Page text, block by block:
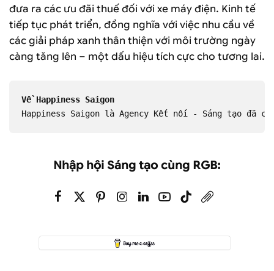
đưa ra các ưu đãi thuế đối với xe máy điện. Kinh tế
tiếp tục phát triển, đồng nghĩa với việc nhu cầu về
các giải pháp xanh thân thiện với môi trường ngày
càng tăng lên – một dấu hiệu tích cực cho tương lai.
Về Happiness Saigon
Happiness Saigon là Agency Kết nối - Sáng tạo đã
Nhập hội Sáng tạo cùng RGB: